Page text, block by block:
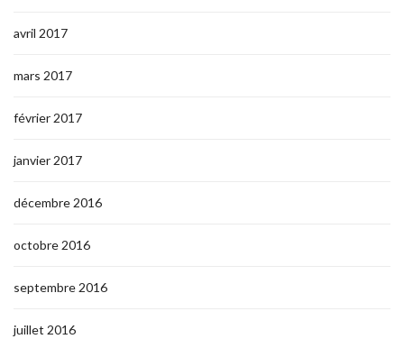
avril 2017
mars 2017
février 2017
janvier 2017
décembre 2016
octobre 2016
septembre 2016
juillet 2016